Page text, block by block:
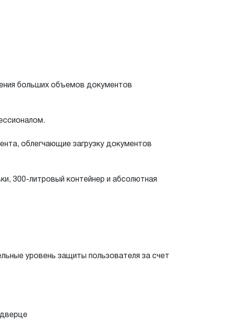
больших объемов документов
облегчающие загрузку документов
300-литровый контейнер и абсолютная
уровень защиты пользователя за счет